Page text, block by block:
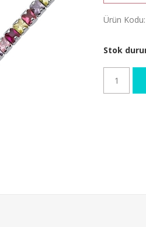
Ürün Kodu:
Stok